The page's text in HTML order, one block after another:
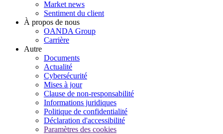
Market news
Sentiment du client
À propos de nous
OANDA Group
Carrière
Autre
Documents
Actualité
Cybersécurité
Mises à jour
Clause de non-responsabilité
Informations juridiques
Politique de confidentialité
Déclaration d'accessibilité
Paramètres des cookies